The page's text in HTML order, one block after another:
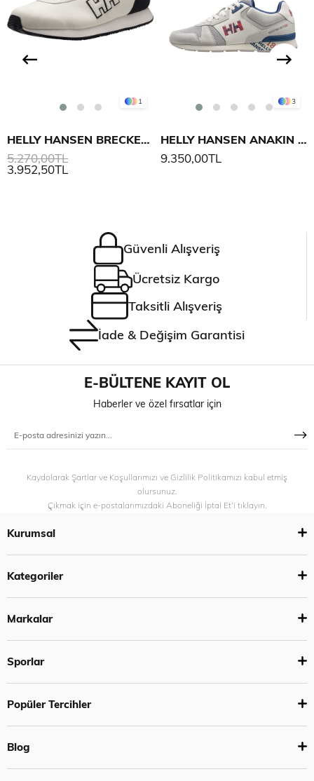
1
HELLY HANSEN BRECKEN HERITAGE AYAKKABI
3.952,50TL
5.270,00TL
3
HELLY HANSEN ANAKIN LEATHER 2 AYAKKABI
9.350,00TL
Güvenli Alışveriş
Ücretsiz Kargo
Taksitli Alışveriş
İade & Değişim Garantisi
E-BÜLTENE KAYIT OL
Haberler ve özel fırsatlar için
Kaydolarak Şartlar ve Koşullarımızı ve Gizlilik Politikamızı kabul etmiş
olursunuz.
Çıkmak için e-postalarımızdaki Aboneliği İptal Et’i tıklayın.
Kurumsal
Kategoriler
Markalar
Sporlar
Popüler Tercihler
Blog